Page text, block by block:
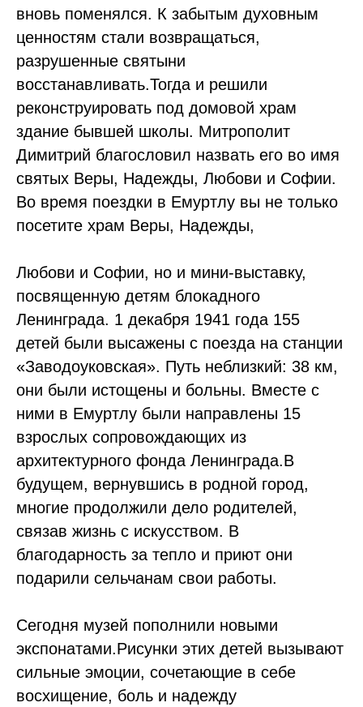
вновь поменялся. К забытым духовным
ценностям стали возвращаться,
разрушенные святыни
восстанавливать.Тогда и решили
реконструировать под домовой храм
здание бывшей школы. Митрополит
Димитрий благословил назвать его во имя
святых Веры, Надежды, Любови и Софии.
Во время поездки в Емуртлу вы не только
посетите храм Веры, Надежды,
Любови и Софии, но и мини-выставку,
посвященную детям блокадного
Ленинграда. 1 декабря 1941 года 155
детей были высажены с поезда на станции
«Заводоуковская». Путь неблизкий: 38 км,
они были истощены и больны. Вместе с
ними в Емуртлу были направлены 15
взрослых сопровождающих из
архитектурного фонда Ленинграда.В
будущем, вернувшись в родной город,
многие продолжили дело родителей,
связав жизнь с искусством. В
благодарность за тепло и приют они
подарили сельчанам свои работы.
Сегодня музей пополнили новыми
экспонатами.Рисунки этих детей вызывают
сильные эмоции, сочетающие в себе
восхищение, боль и надежду